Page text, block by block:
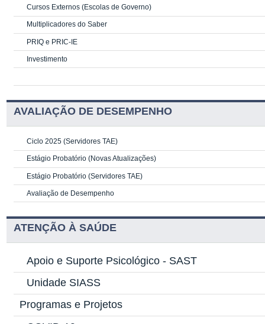
Cursos Externos (Escolas de Governo)
Multiplicadores do Saber
PRIQ e PRIC-IE
Investimento
AVALIAÇÃO DE DESEMPENHO
Ciclo 2025 (Servidores TAE)
Estágio Probatório (Novas Atualizações)
Estágio Probatório (Servidores TAE)
Avaliação de Desempenho
ATENÇÃO À SAÚDE
Apoio e Suporte Psicológico - SAST
Unidade SIASS
Programas e Projetos